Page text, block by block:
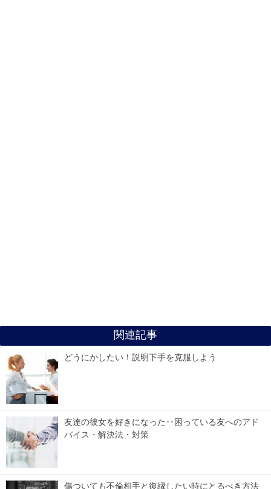
関連記事
どうにかしたい！説明下手を克服しよう
友達の彼女を好きになった‥困っている友へのアド
バイス・解決法・対策
傷ついても不倫相手と復縁したい時にとるべき方法